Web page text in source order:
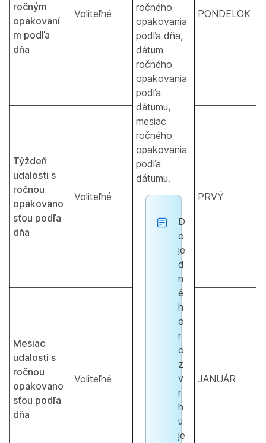
ročného
opakovania
podľa dňa,
dátum
ročného
opakovania
podľa
dátumu,
mesiac
ročného
opakovania
podľa
dátumu.
D
o
je
d
n
é
h
o
r
o
z
v
r
h
u
je
ročným
opakovaní
m podľa
dňa
Voliteľné PONDELOK
Týždeň
udalosti s
ročnou
opakovano
sťou podľa
dňa
Voliteľné PRVÝ
Mesiac
udalosti s
ročnou
opakovano
sťou podľa
dňa
Voliteľné JANUÁR